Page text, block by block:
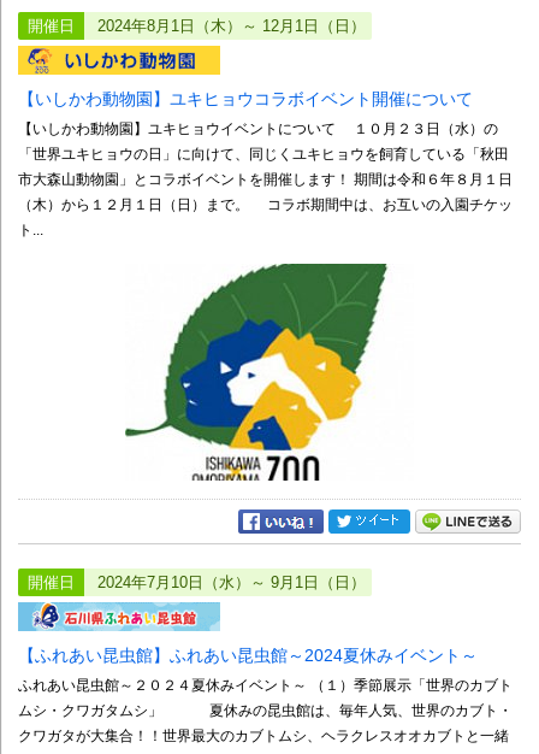
開催日 2024年8月1日（木）～ 12月1日（日）
【いしかわ動物園】ユキヒョウコラボイベント開催について
【いしかわ動物園】ユキヒョウイベントについて １０月２３日（水）の
「世界ユキヒョウの日」に向けて、同じくユキヒョウを飼育している「秋田
市大森山動物園」とコラボイベントを開催します！ 期間は令和６年８月１日
（木）から１２月１日（日）まで。 コラボ期間中は、お互いの入園チケッ
ト...
開催日 2024年7月10日（水）～ 9月1日（日）
【ふれあい昆虫館】ふれあい昆虫館～2024夏休みイベント～
ふれあい昆虫館～２０２４夏休みイベント～ （１）季節展示「世界のカブト
ムシ・クワガタムシ」 夏休みの昆虫館は、毎年人気、世界のカブト・
クワガタが大集合！！世界最大のカブトムシ、ヘラクレスオオカブトと一緒